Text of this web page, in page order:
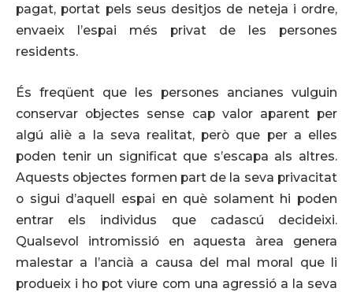
pagat, portat pels seus desitjos de neteja i ordre,
envaeix l’espai més privat de les persones
residents.
És freqüent que les persones ancianes vulguin
conservar objectes sense cap valor aparent per
algú aliè a la seva realitat, però que per a elles
poden tenir un significat que s’escapa als altres.
Aquests objectes formen part de la seva privacitat
o sigui d’aquell espai en què solament hi poden
entrar els individus que cadascú decideixi.
Qualsevol intromissió en aquesta àrea genera
malestar a l’ancià a causa del mal moral que li
produeix i ho pot viure com una agressió a la seva